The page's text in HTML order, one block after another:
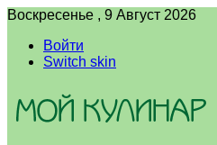
Воскресенье , 9 Август 2026
Войти
Switch skin